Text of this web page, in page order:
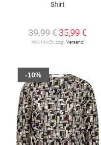
Shirt
39,99 € 35,99 €
inkl. MwSt. zzgl.Versand
-10%